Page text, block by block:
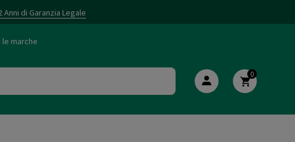
Anni di Garanzia Legale
le marche
0